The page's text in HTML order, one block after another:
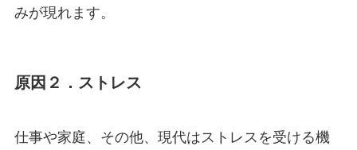
みが現れます。
原因２．ストレス
仕事や家庭、その他、現代はストレスを受ける機